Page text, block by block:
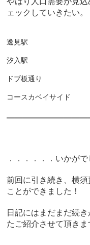
ェックしていきたい。
逸見駅
汐入駅
ドブ板通り
コースカベイサイド
．．．．．．いかが
前回に引き続き、横
ことができました！
日記にはまだまだ続
たご紹介させて頂きま